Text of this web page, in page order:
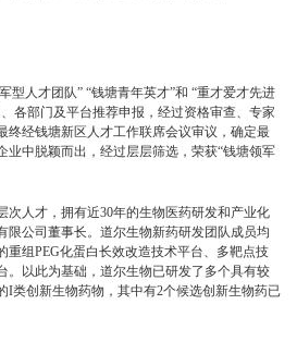
型人才团队” “钱塘青年英才”和 “重才爱才先进
各部门及平台推荐申报，经过资格审查、专家
终经钱塘新区人才工作联席会议审议，确定最
业中脱颖而出，经过层层筛选，荣获“钱塘领军
人才，拥有近30年的生物医药研发和产业化
限公司董事长。道尔生物新药研发团队成员均
重组PEG化蛋白长效改造技术平台、多靶点技
。以此为基础，道尔生物已研发了多个具有较
I类创新生物药物，其中有2个候选创新生物药已